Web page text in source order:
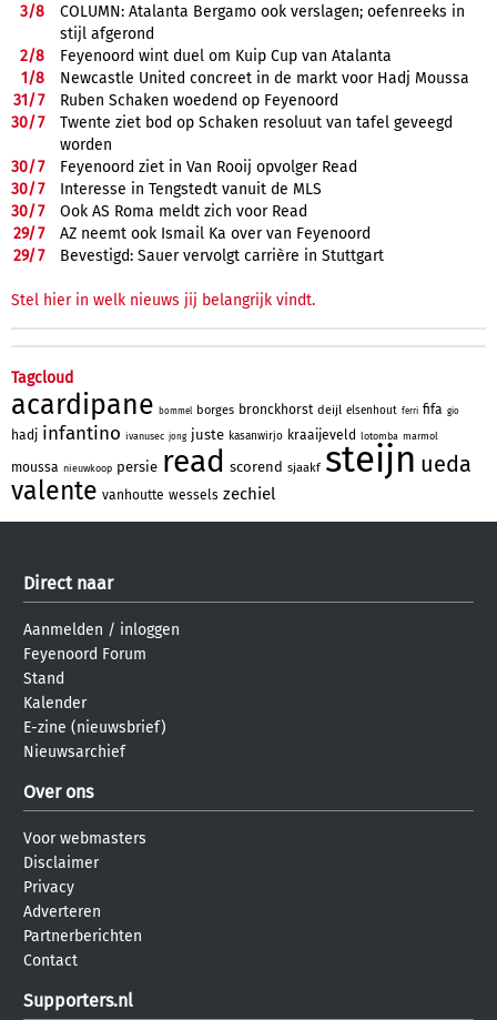
3/8
COLUMN: Atalanta Bergamo ook verslagen; oefenreeks in
stijl afgerond
2/8
Feyenoord wint duel om Kuip Cup van Atalanta
1/8
Newcastle United concreet in de markt voor Hadj Moussa
31/7
Ruben Schaken woedend op Feyenoord
30/7
Twente ziet bod op Schaken resoluut van tafel geveegd
worden
30/7
Feyenoord ziet in Van Rooij opvolger Read
30/7
Interesse in Tengstedt vanuit de MLS
30/7
Ook AS Roma meldt zich voor Read
29/7
AZ neemt ook Ismail Ka over van Feyenoord
29/7 Bevestigd: Sauer vervolgt carrière in Stuttgart
Stel hier in welk nieuws jij belangrijk vindt.
Tagcloud
acardipane bommel borges bronckhorst deijl elsenhout ferri fifa gio
hadj infantino ivanusec jong juste kasanwirjo kraaijeveld lotomba marmol
moussa nieuwkoop persie read scorend sjaakf steijn ueda
valente vanhoutte wessels zechiel
Direct naar
Aanmelden / inloggen
Feyenoord Forum
Stand
Kalender
E-zine (nieuwsbrief)
Nieuwsarchief
Over ons
Voor webmasters
Disclaimer
Privacy
Adverteren
Partnerberichten
Contact
Supporters.nl